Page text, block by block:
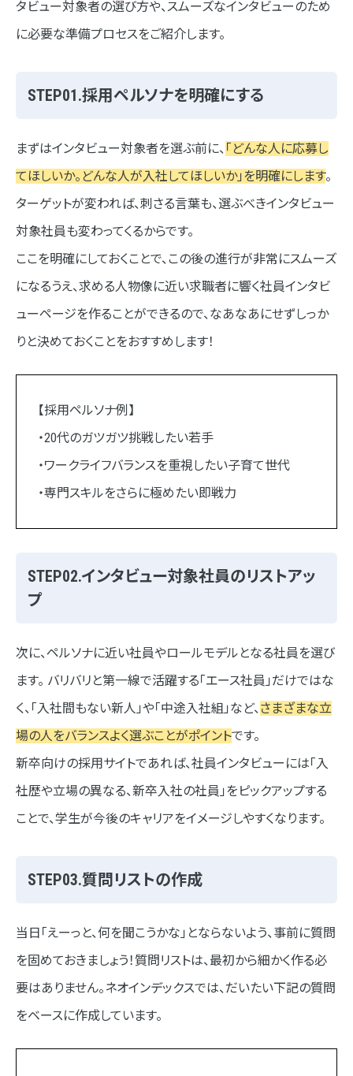
タビュー対象者の選び方や、スムーズなインタビューのため
に必要な準備プロセスをご紹介します。
STEP01.採用ペルソナを明確にする
まずはインタビュー対象者を選ぶ前に、 「どんな人に応募し
てほしいか。どんな人が入社してほしいか」を明確にします。
ターゲットが変われば、刺さる言葉も、選ぶべきインタビュー
対象社員も変わってくるからです。
ここを明確にしておくことで、この後の進行が非常にスムーズ
になるうえ、求める人物像に近い求職者に響く社員インタビ
ューページを作ることができるので、なあなあにせずしっか
りと決めておくことをおすすめします！
【採用ペルソナ例】
・20代のガツガツ挑戦したい若手
・ワークライフバランスを重視したい子育て世代
・専門スキルをさらに極めたい即戦力
STEP02.インタビュー対象社員のリストアッ
プ
次に、ペルソナに近い社員やロールモデルとなる社員を選び
ます。 バリバリと第一線で活躍する「エース社員」だけではな
く、「入社間もない新人」や「中途入社組」など、さまざまな立
場の人をバランスよく選ぶことがポイントです。
新卒向けの採用サイトであれば、社員インタビューには「入
社歴や立場の異なる、新卒入社の社員」をピックアップする
ことで、学生が今後のキャリアをイメージしやすくなります。
STEP03.質問リストの作成
当日「えーっと、何を聞こうかな」とならないよう、事前に質問
を固めておきましょう！質問リストは、最初から細かく作る必
要はありません。ネオインデックスでは、だいたい下記の質問
をベースに作成しています。